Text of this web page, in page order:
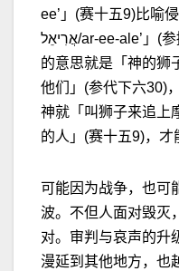
ee’」(赛十五9)比喻
אֲרִיאֵל/ar-ee-ale’」(参撒下廿三20;代上十一22)名字
的意思就是「神的狮
他们」(参代下六30)
神就「叫狮子来追上
的人」(赛十五9)，才
可能因为战争，也可
波。不但人面对毁灭
对。审判与哀声的升
漫延到其他地方，也